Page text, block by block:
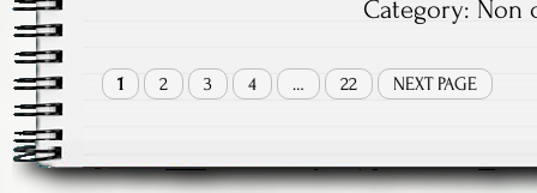
Category: Non
1 2 3 4 … 22 NEXT PAGE